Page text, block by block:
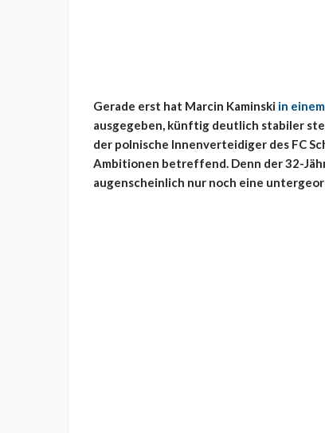
Gerade erst hat Marcin Kaminski in
ausgegeben, künftig deutlich stabiler
der polnische Innenverteidiger des FC
Ambitionen betreffend. Denn der 32-
augenscheinlich nur noch eine